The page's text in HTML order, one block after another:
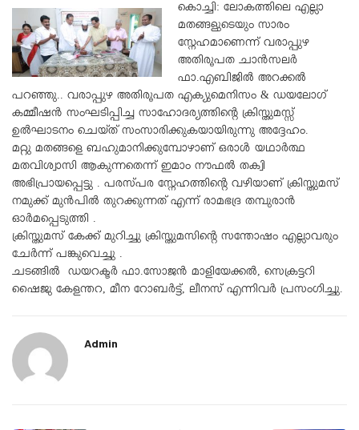
കൊച്ചി: ലോകത്തിലെ എല്ലാ
മതങ്ങളുടെയും സാരം
സ്നേഹമാണെന്ന് വരാപ്പുഴ
അതിരൂപത ചാൻസലർ
ഫാ.എബിജിൽ അറക്കൽ
പറഞ്ഞു.. വരാപ്പുഴ അതിരൂപത എക്യുമെനിസം & ഡയലോഗ്
കമ്മീഷൻ സംഘടിപ്പിച്ച സാഹോദര്യത്തിന്റെ ക്രിസ്തുമസ്സ്
ഉൽഘാടനം ചെയ്ത് സംസാരിക്കുകയായിരുന്നു അദ്ദേഹം.
മറ്റു മതങ്ങളെ ബഹുമാനിക്കുമ്പോഴാണ് ഒരാൾ യഥാർത്ഥ
മതവിശ്വാസി ആകുന്നതെന്ന് ഇമാം നൗഫൽ തക്വി
അഭിപ്രായപ്പെട്ടു . പരസ്പര സ്നേഹത്തിന്റെ വഴിയാണ് ക്രിസ്തുമസ്
നമുക്ക് മുൻപിൽ തുറക്കുന്നത് എന്ന് രാമഭദ്ര തമ്പുരാൻ
ഓർമപ്പെടുത്തി .
ക്രിസ്തുമസ് കേക്ക് മുറിച്ചു ക്രിസ്തുമസിന്റെ സന്തോഷം എല്ലാവരും
ചേർന്ന് പങ്കുവെച്ചു .
ചടങ്ങിൽ ഡയറക്ടർ ഫാ.സോജൻ മാളിയേക്കൽ, സെക്രട്ടറി
ഷൈജു കേളന്തറ, മീന റോബർട്ട്, ലീനസ് എന്നിവർ പ്രസംഗിച്ചു.
Admin